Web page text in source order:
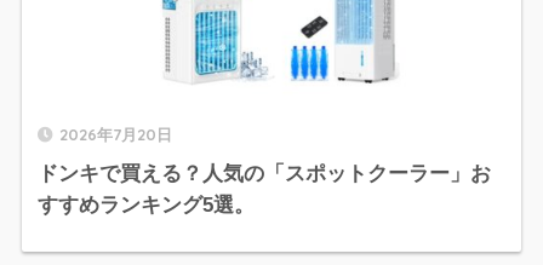
2026年7月20日
ドンキで買える？人気の「スポットクーラー」お
すすめランキング5選。